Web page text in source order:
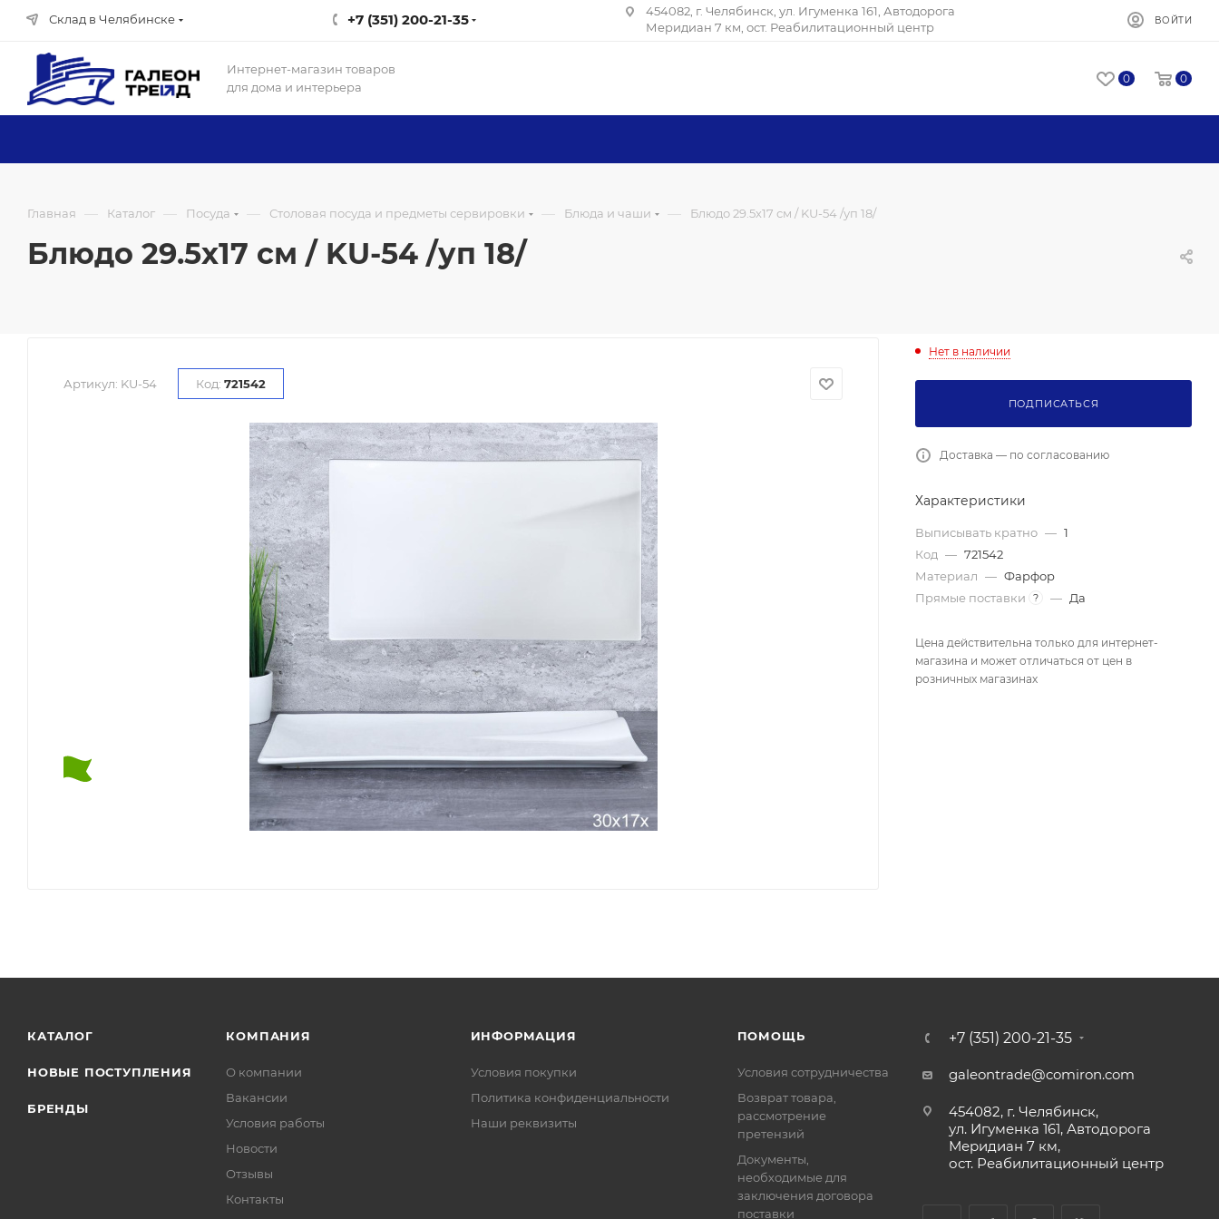
Склад в Челябинске +7 (351) 200-21-35
454082, г. Челябинск, ул. Игуменка 161, Автодорога
Меридиан 7 км, ост. Реабилитационный центр
ВОЙТИ
Интернет-магазин товаров
для дома и интерьера
0 0
Главная — Каталог — Посуда — Столовая посуда и предметы сервировки — Блюда и чаши — Блюдо 29.5х17 см / KU-54 /уп 18/
Блюдо 29.5х17 см / KU-54 /уп 18/
Артикул: KU-54 Код: 721542
Нет в наличии
ПОДПИСАТЬСЯ
Доставка — по согласованию
Характеристики
Выписывать кратно — 1
Код — 721542
Материал — Фарфор
Прямые поставки
? — Да
Цена действительна только для интернет-
магазина и может отличаться от цен в
розничных магазинах
КАТАЛОГ
НОВЫЕ ПОСТУПЛЕНИЯ
БРЕНДЫ
КОМПАНИЯ
О компании
Вакансии
Условия работы
Новости
Отзывы
Контакты
ИНФОРМАЦИЯ
Условия покупки
Политика конфиденциальности
Наши реквизиты
ПОМОЩЬ
Условия сотрудничества
Возврат товара,
рассмотрение
претензий
Документы,
необходимые для
заключения договора
поставки
+7 (351) 200-21-35
galeontrade@comiron.com
454082, г. Челябинск,
ул. Игуменка 161, Автодорога
Меридиан 7 км,
ост. Реабилитационный центр